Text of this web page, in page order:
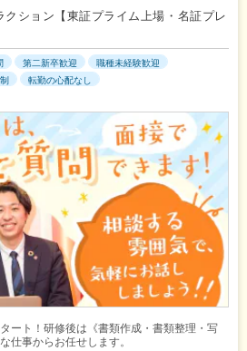
ション【東証プライム上場・名証プレ
第二新卒歓迎
職種未経験歓迎
転勤の心配なし
ート！研修後は《書類作成・書類整理・写
仕事からお任せします。